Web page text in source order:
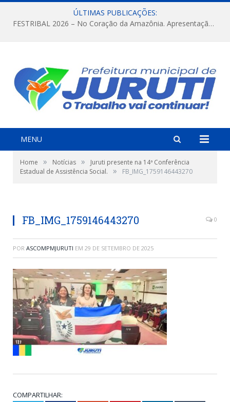
ÚLTIMAS PUBLICAÇÕES:
FESTRIBAL 2026 – No Coração da Amazônia. Apresentação da Munduruku.
MENU
Home » Notícias »
Juruti presente na 14ª Conferência
Estadual de Assistência Social.
» FB_IMG_1759146443270
FB_IMG_1759146443270 0
POR ASCOMPMJURUTI EM 29 DE SETEMBRO DE 2025
COMPARTILHAR: